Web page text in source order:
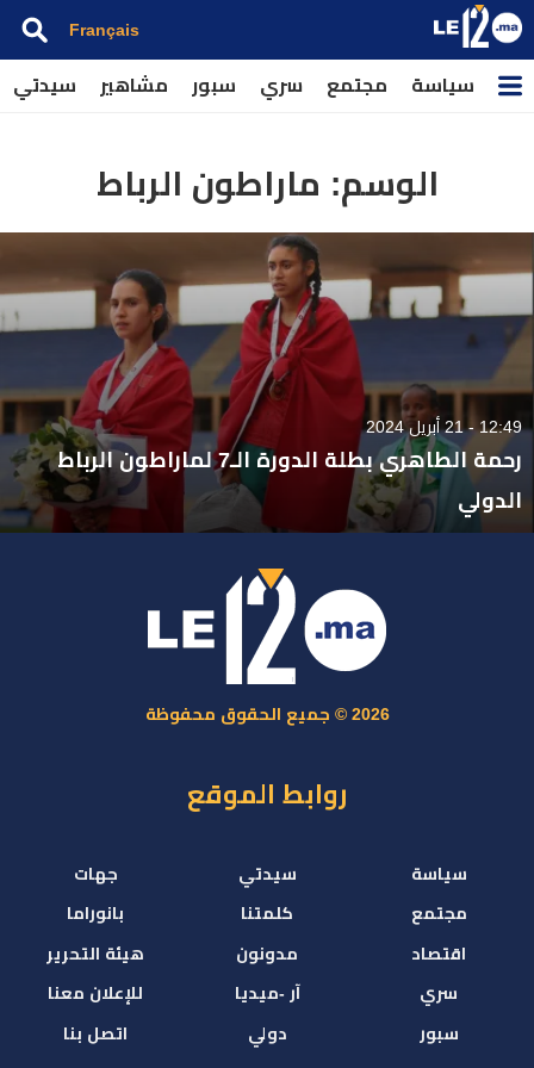
Français
سياسة مجتمع سري سبور مشاهير سيدتي
الوسم: ماراطون الرباط
12:49 - 21 أبريل 2024
رحمة الطاهري بطلة الدورة الـ7 لماراطون الرباط
الدولي
2026 © جميع الحقوق محفوظة
روابط الموقع
سياسة
مجتمع
اقتصاد
سري
سبور
سيدتي
كلمتنا
مدونون
آر -ميديا
دولي
جهات
بانوراما
هيئة التحرير
للإعلان معنا
اتصل بنا